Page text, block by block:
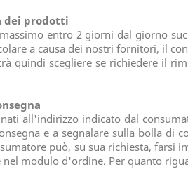
dei prodotti
entro 2 giorni dal giorno
a causa dei nostri fornitori, il
quindi scegliere se richiedere il
all'indirizzo indicato dal
e a segnalare sulla bolla di
può, su sua richiesta,
modulo d'ordine. Per quanto